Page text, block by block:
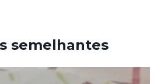
semelhantes